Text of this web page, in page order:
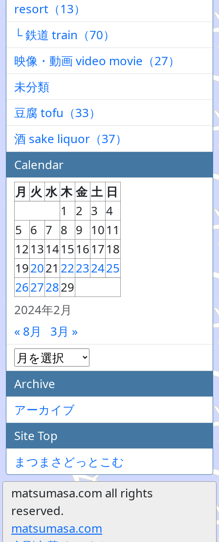
resort（13）
└ 鉄道 train（70）
映像・動画 video movie（27）
未分類
豆腐 tofu（33）
酒 sake liquor（37）
Calendar
2024年2月
月 火 水 木 金 土 日
1
2 3 4
5 6 7 8 9 1011
12131415161718
192021 22232425
26272829
« 8月 3月 »
Archive
アーカイブ
Site Top
まつまさどっとこむ
matsumasa.com all rights
reserved.
matsumasa.com